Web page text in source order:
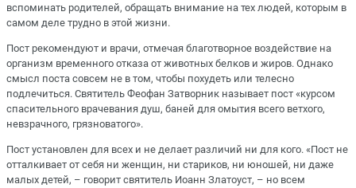
вспоминать родителей, обращать внимание на тех людей, которым в
самом деле трудно в этой жизни.
Пост рекомендуют и врачи, отмечая благотворное воздействие на
организм временного отказа от животных белков и жиров. Однако
смысл поста совсем не в том, чтобы похудеть или телесно
подлечиться. Святитель Феофан Затворник называет пост «курсом
спасительного врачевания душ, баней для омытия всего ветхого,
невзрачного, грязноватого».
Пост установлен для всех и не делает различий ни для кого. «Пост не
отталкивает от себя ни женщин, ни стариков, ни юношей, ни даже
малых детей, – говорит святитель Иоанн Златоуст, – но всем